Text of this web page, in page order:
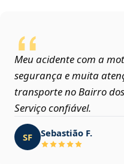
Meu acidente com a
segurança e muita
transporte no Bairro dos
Serviço confiável.
SF Sebastião F.